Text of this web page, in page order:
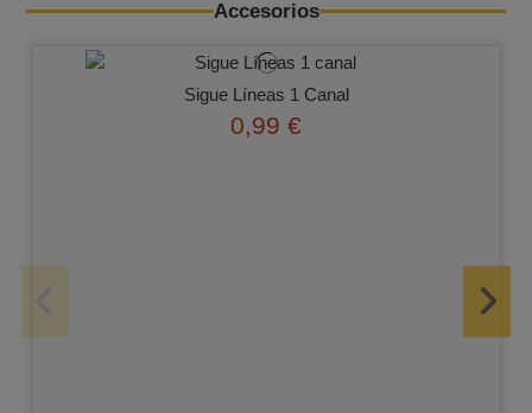
Accesorios
Sigue Líneas 1 Canal
0,99 €